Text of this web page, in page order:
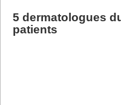
5 dermatologues
patients